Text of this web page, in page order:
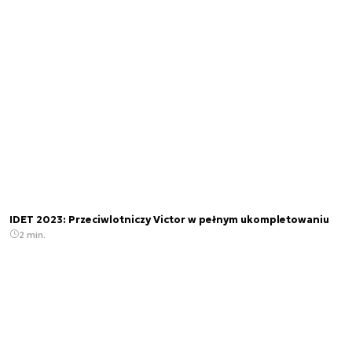
IDET 2023: Przeciwlotniczy Victor w pełnym ukompletowaniu
2 min.